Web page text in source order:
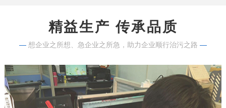
精益生产 传承品质
— 想企业之所想、急企业之所急，助力企业顺行治污之路 —